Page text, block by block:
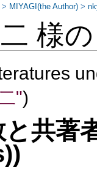
様
")
と共著
> MIYAGI(the Author) >